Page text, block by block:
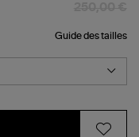
Guide des tailles